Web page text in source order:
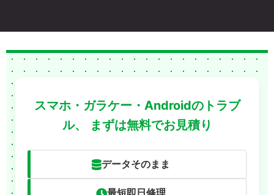
スマホ・ガラケー・Androidのトラブ
ル、
まずは無料でお見積り
データそのまま